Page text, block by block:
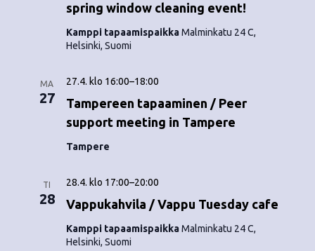
ig
spring window cleaning event!
Kamppi tapaamispaikkaMalminkatu 24 C,
Helsinki, Suomi
MA
27
Tampereen tapaaminen / Peer
support meeting in Tampere
27.4. klo 16:00–18:00
Tampere
TI
28 Vappukahvila / Vappu Tuesday cafe
28.4. klo 17:00–20:00
Kamppi tapaamispaikkaMalminkatu 24 C,
Helsinki, Suomi